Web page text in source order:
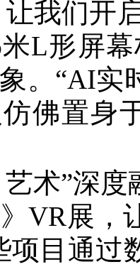
让我们开
L形屏
。“AI实
佛置身
艺术”深
VR展，
项目通过